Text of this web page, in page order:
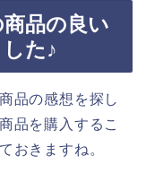
品の良い
た♪
品の感想を探し
品を購入するこ
おきますね。